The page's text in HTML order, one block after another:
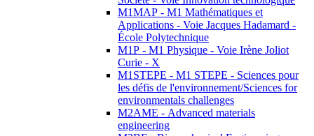
M1MAP - M1 Mathématiques et
Applications - Voie Jacques Hadamard -
École Polytechnique
M1P - M1 Physique - Voie Irène Joliot
Curie - X
M1STEPE - M1 STEPE - Sciences pour
les défis de l'environnement/Sciences for
environmentals challenges
M2AME - Advanced materials
engineering